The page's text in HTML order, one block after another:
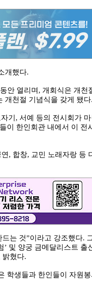
개했다.
안 열리며, 개회식은 개천
개천절 기념식을 갖게 됐
기, 서예 등의 전시회가
이 한인회관 내에서 이 전
, 합창, 교민 노래자랑 등
는 것”이라고 강조했다.
’ 및 양궁 금메달리스트 출
밝혔다.
학생들과 한인들이 자원